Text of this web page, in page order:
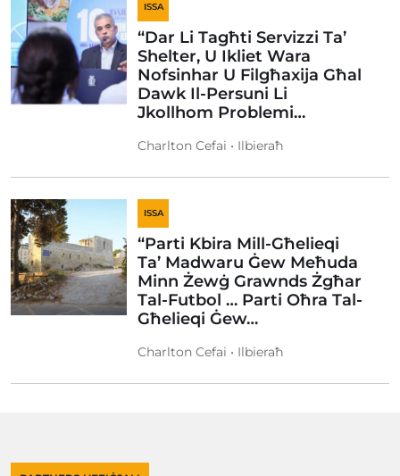
ISSA
“Dar Li Tagħti Servizzi Ta’
Shelter, U Ikliet Wara
Nofsinhar U Filgħaxija Għal
Dawk Il-Persuni Li
Jkollhom Problemi…
Charlton Cefai • Ilbieraħ
ISSA
“Parti Kbira Mill-Għelieqi
Ta’ Madwaru Ġew Meħuda
Minn Żewġ Grawnds Żgħar
Tal-Futbol … Parti Oħra Tal-
Għelieqi Ġew…
Charlton Cefai • Ilbieraħ